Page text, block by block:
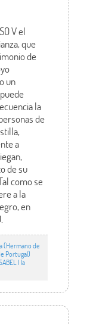
V el
que
de
un
la
de
a
de su
como se
a la
en
(Hermano de
Portugal)
I la